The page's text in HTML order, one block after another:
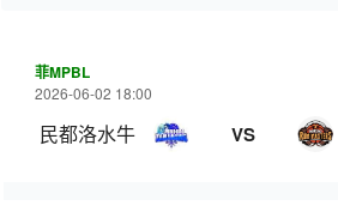
菲MPBL
2026-06-02 18:00
民都洛水牛 VS